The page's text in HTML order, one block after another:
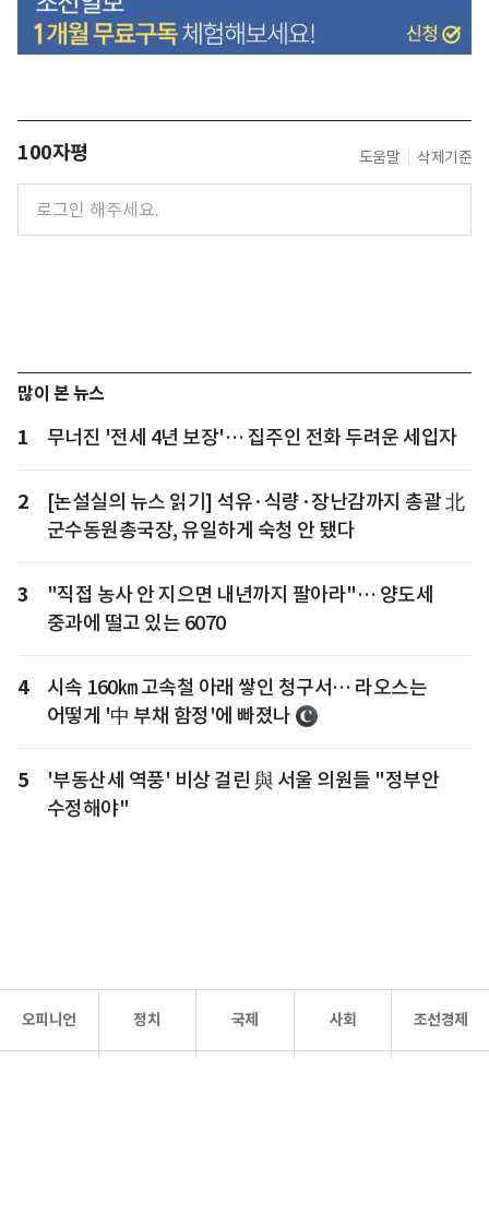
100자평 도움말 삭제기준
많이 본 뉴스
1 무너진 '전세 4년 보장'… 집주인 전화 두려운 세입자
2
[논설실의 뉴스 읽기] 석유·식량·장난감까지 총괄 北
군수동원총국장, 유일하게 숙청 안 됐다
3
"직접 농사 안 지으면 내년까지 팔아라"… 양도세
중과에 떨고 있는 6070
4
시속 160㎞ 고속철 아래 쌓인 청구서… 라오스는
어떻게 '中 부채 함정'에 빠졌나
5
'부동산세 역풍' 비상 걸린 與 서울 의원들 "정부안
수정해야"
오피니언 정치 국제 사회 조선경제